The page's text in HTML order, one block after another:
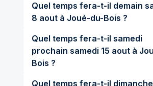
Quel temps fera-t-il demain samedi
8 aout à Joué-du-Bois ?
Quel temps fera-t-il samedi
prochain samedi 15 aout à Joué-du-
Bois ?
Quel temps fera-t-il dimanche